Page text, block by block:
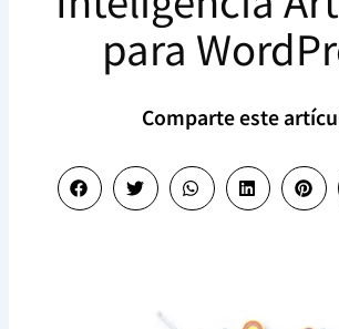
para
Comparte este